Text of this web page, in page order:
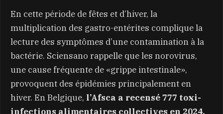
En cette période de fêtes et d’hiver, la
multiplication des gastro-entérites complique la
lecture des symptômes d’une contamination à la
bactérie. Sciensano rappelle que les norovirus,
une cause fréquente de «grippe intestinale»,
provoquent des épidémies principalement en
hiver. En Belgique, l’Afsca a recensé 777 toxi-
infections alimentaires collectives en 2024,